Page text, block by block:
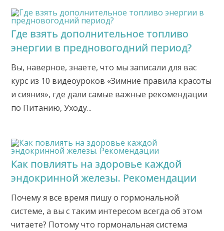
Где взять дополнительное топливо
энергии в предновогодний период?
Вы, наверное, знаете, что мы записали для вас
курс из 10 видеоуроков «Зимние правила красоты
и сияния», где дали самые важные рекомендации
по Питанию, Уходу...
Как повлиять на здоровье каждой
эндокринной железы. Рекомендации
Почему я все время пишу о гормональной
системе, а вы с таким интересом всегда об этом
читаете? Потому что гормональная система